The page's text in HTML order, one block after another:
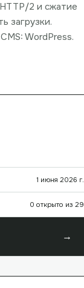
2 и сжатие
загрузки.
WordPress.
1 июня 2026 г.
0 открыто из 29
→